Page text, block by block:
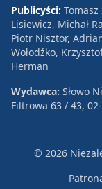
Publicyści:
Lisiewicz, Michał
Piotr Nisztor,
Wołodźko,
Herman
Wydawca: Słowo
Filtrowa 63 / 43,
© 2026